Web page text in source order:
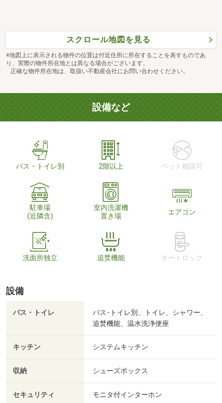
スクロール地図を見る
※地図上に表示される物件の位置は付近住所に所在することを表すものであ
り、実際の物件所在地とは異なる場合がございます。
正確な物件所在地は、取扱い不動産会社にお問い合わせください。
設備など
バス・トイレ別 2階以上 ペット相談可
駐車場
(近隣含)
室内洗濯機
置き場
エアコン
洗面所独立 追焚機能 オートロック
設備
バス・トイレ
バス･トイレ別、トイレ、シャワー、
追焚機能、温水洗浄便座
キッチン システムキッチン
収納 シューズボックス
セキュリティ モニタ付インターホン